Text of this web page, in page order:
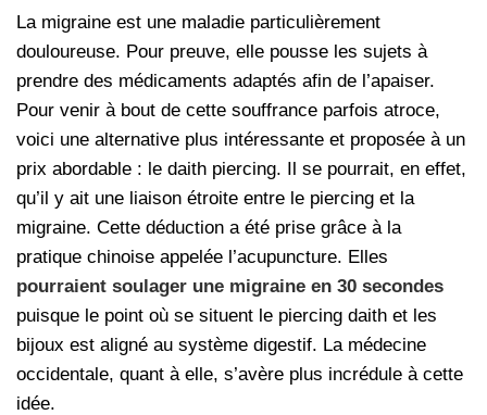
La migraine est une maladie particulièrement
douloureuse. Pour preuve, elle pousse les sujets à
prendre des médicaments adaptés afin de l’apaiser.
Pour venir à bout de cette souffrance parfois atroce,
voici une alternative plus intéressante et proposée à un
prix abordable : le daith piercing. Il se pourrait, en effet,
qu’il y ait une liaison étroite entre le piercing et la
migraine. Cette déduction a été prise grâce à la
pratique chinoise appelée l’acupuncture. Elles
pourraient soulager une migraine en 30 secondes
puisque le point où se situent le piercing daith et les
bijoux est aligné au système digestif. La médecine
occidentale, quant à elle, s’avère plus incrédule à cette
idée.